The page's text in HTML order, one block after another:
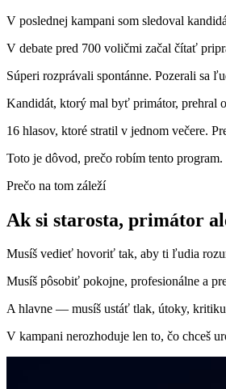
V poslednej kampani som sledoval
V debate pred 700 voličmi začal čítať
Súperi rozprávali spontánne. Pozerali sa
Kandidát, ktorý mal byť primátor, prehral o
16 hlasov, ktoré stratil v jednom večere.
Toto je dôvod, prečo robím tento program.
Prečo na tom záleží
Ak si starosta, primátor
Musíš vedieť hovoriť tak, aby ti ľudia
Musíš pôsobiť pokojne, profesionálne a
A hlavne — musíš ustáť tlak, útoky,
V kampani nerozhoduje len to, čo chceš